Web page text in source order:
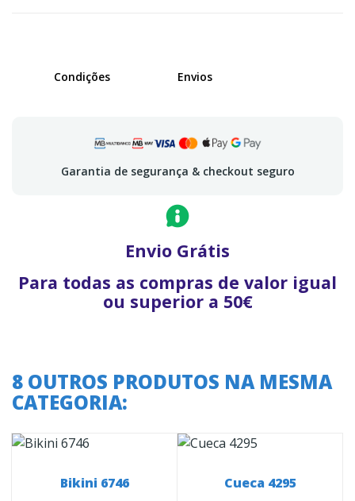
Condições Envios
Garantia de segurança & checkout seguro
Envio Grátis
Para todas as compras de valor igual
ou superior a 50€
8 OUTROS PRODUTOS NA MESMA
CATEGORIA:
Bikini 6746 Cueca 4295